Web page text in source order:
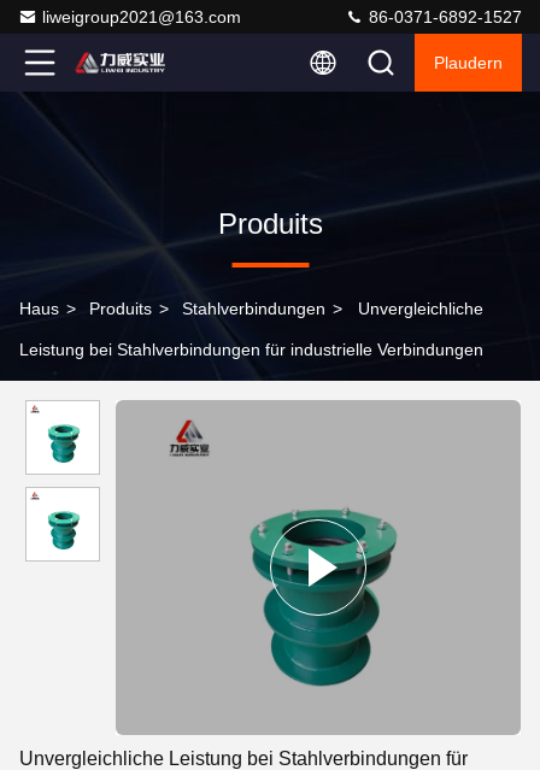
liweigroup2021@163.com 86-0371-6892-1527
Plaudern
Produits
Haus > Produits > Stahlverbindungen > Unvergleichliche
Leistung bei Stahlverbindungen für industrielle Verbindungen
Unvergleichliche Leistung bei Stahlverbindungen für